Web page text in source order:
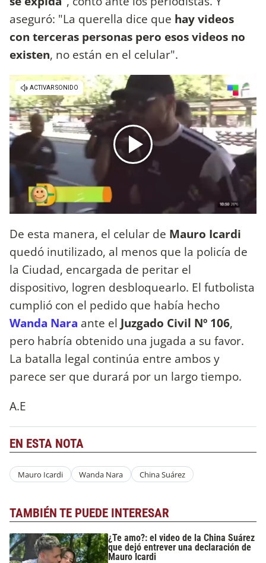
aseguró: "La querella dice que hay videos
con terceras personas pero esos videos no
existen, no están en el celular".
De esta manera, el celular de Mauro Icardi
quedó inutilizado, al menos que la policía de
la Ciudad, encargada de peritar el
dispositivo, logren desbloquearlo. El futbolista
cumplió con el pedido que había hecho
Wanda Nara ante el Juzgado Civil Nº 106,
pero habría obtenido una jugada a su favor.
La batalla legal continúa entre ambos y
parece ser que durará por un largo tiempo.
A.E
EN ESTA NOTA
Mauro Icardi Wanda Nara China Suárez
TAMBIÉN TE PUEDE INTERESAR
¿Te amo?: el video de la China Suárez
que dejó entrever una declaración de
Mauro Icardi